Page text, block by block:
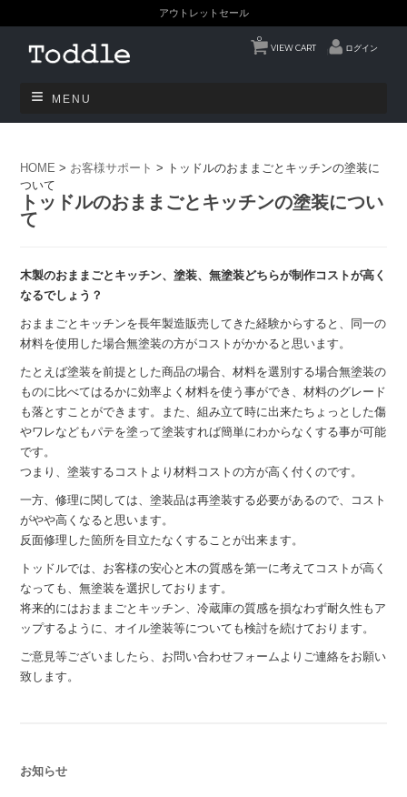
アウトレットセール
VIEW CART
0
ログイン
MENU
HOME > お客様サポート > トッドルのおままごとキッチンの塗装に
ついて
トッドルのおままごとキッチンの塗装につい
て
木製のおままごとキッチン、塗装、無塗装どちらが制作コストが高く
なるでしょう？
おままごとキッチンを長年製造販売してきた経験からすると、同一の
材料を使用した場合無塗装の方がコストがかかると思います。
たとえば塗装を前提とした商品の場合、材料を選別する場合無塗装の
ものに比べてはるかに効率よく材料を使う事ができ、材料のグレード
も落とすことができます。また、組み立て時に出来たちょっとした傷
やワレなどもパテを塗って塗装すれば簡単にわからなくする事が可能
です。
つまり、塗装するコストより材料コストの方が高く付くのです。
一方、修理に関しては、塗装品は再塗装する必要があるので、コスト
がやや高くなると思います。
反面修理した箇所を目立たなくすることが出来ます。
トッドルでは、お客様の安心と木の質感を第一に考えてコストが高く
なっても、無塗装を選択しております。
将来的にはおままごとキッチン、冷蔵庫の質感を損なわず耐久性もア
ップするように、オイル塗装等についても検討を続けております。
ご意見等ございましたら、お問い合わせフォームよりご連絡をお願い
致します。
お知らせ